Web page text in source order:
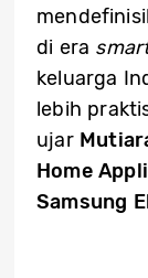
di era
keluarga
lebih
ujar
Home
Samsung